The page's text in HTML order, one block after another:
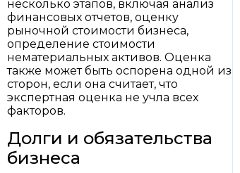
несколько этапов, включая анализ
финансовых отчетов, оценку
рыночной стоимости бизнеса,
определение стоимости
нематериальных активов. Оценка
также может быть оспорена одной из
сторон, если она считает, что
экспертная оценка не учла всех
факторов.
Долги и обязательства
бизнеса